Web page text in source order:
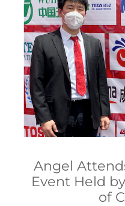
Angel
Event Held
of